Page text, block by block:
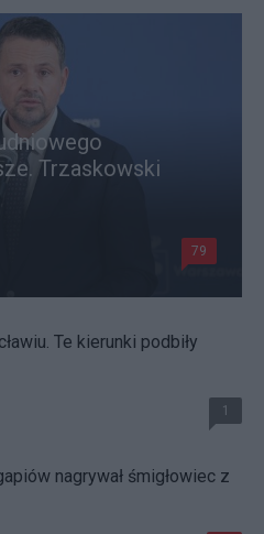
Trzaskowski
79
Te kierunki podbiły
1
nagrywał śmigłowiec z